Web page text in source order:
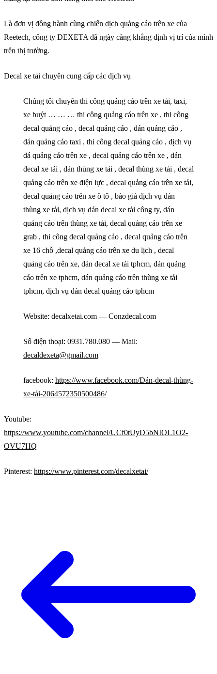
Là đơn vị đồng hành cùng chiến dịch quảng cáo trên xe của
Reetech, công ty DEXETA đã ngày càng khẳng định vị trí của mình
trên thị trường.
Decal xe tải chuyên cung cấp các dịch vụ
Chúng tôi chuyên thi công quảng cáo trên xe tải, taxi,
xe buýt … … … thi công quảng cáo trên xe , thi công
decal quảng cáo , decal quảng cáo , dán quảng cáo ,
dán quảng cáo taxi , thi công decal quảng cáo , dịch vụ
dá quảng cáo trên xe , decal quảng cáo trên xe , dán
decal xe tải , dán thùng xe tải , decal thùng xe tải , decal
quảng cáo trên xe điện lực , decal quảng cáo trên xe tải,
decal quảng cáo trên xe ô tô , báo giá dịch vụ dán
thùng xe tải, dịch vụ dán decal xe tải công ty, dán
quảng cáo trên thùng xe tải, decal quảng cáo trên xe
grab , thi công decal quảng cáo , decal quảng cáo trên
xe 16 chỗ ,decal quảng cáo trên xe du lịch , decal
quảng cáo trên xe, dán decal xe tải tphcm, dán quảng
cáo trên xe tphcm, dán quảng cáo trên thùng xe tải
tphcm, dịch vụ dán decal quảng cáo tphcm
Website: decalxetai.com — Conzdecal.com
Số điện thoại: 0931.780.080 — Mail:
decaldexeta@gmail.com
facebook: https://www.facebook.com/Dán-decal-thùng-
xe-tải-2064572350500486/
Youtube:
https://www.youtube.com/channel/UCf0tUyD5bNIOL1O2-
OVU7HQ
Pinterest: https://www.pinterest.com/decalxetai/